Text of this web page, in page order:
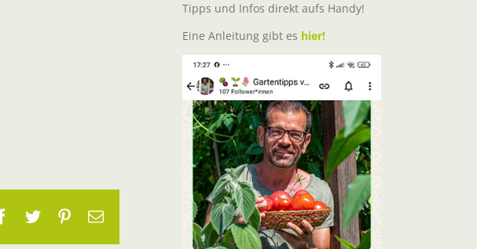
Facebook
TwitterPinterest
E-
Tipps und Infos direkt aufs Handy!
Eine Anleitung gibt es hier!